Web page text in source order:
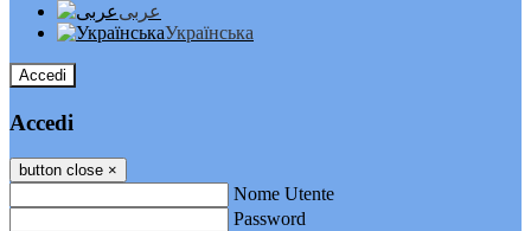
عربى
Українська
Accedi
Accedi
button close ×
Nome Utente
Password